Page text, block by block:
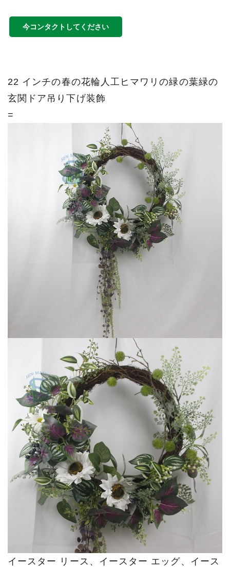
今コンタクトしてください
22 インチの春の花輪人工ヒマワリの緑の葉緑の
玄関ドア吊り下げ装飾
=
イースター リース、イースター エッグ、イース